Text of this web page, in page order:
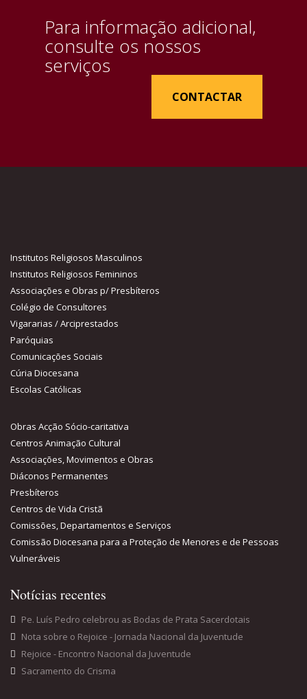
Para informação adicional,
consulte os nossos
serviços
CONTACTAR
Institutos Religiosos Masculinos
Institutos Religiosos Femininos
Associações e Obras p/ Presbíteros
Colégio de Consultores
Vigararias / Arciprestados
Paróquias
Comunicações Sociais
Cúria Diocesana
Escolas Católicas
Obras Acção Sócio-caritativa
Centros Animação Cultural
Associações, Movimentos e Obras
Diáconos Permanentes
Presbíteros
Centros de Vida Cristã
Comissões, Departamentos e Serviços
Comissão Diocesana para a Proteção de Menores e de Pessoas
Vulneráveis
Notícias recentes
Pe. Luís Pedro celebrou as Bodas de Prata Sacerdotais
Nota sobre o Rejoice - Jornada Nacional da Juventude
Rejoice - Encontro Nacional da Juventude
Sacramento do Crisma